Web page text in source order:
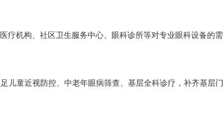
疗机构、社区卫生服务中心、眼科诊所等对专业眼科设备的需
儿童近视防控、中老年眼病筛查、基层全科诊疗，补齐基层门